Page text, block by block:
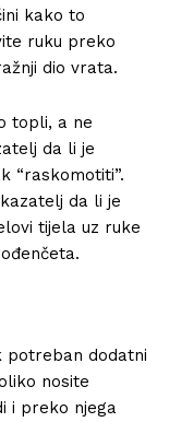
kako to
ruku preko
dio vrata.
topli, a ne
da li je
“raskomotiti”.
da li je
tijela uz ruke
potreban dodatni
nosite
i preko njega